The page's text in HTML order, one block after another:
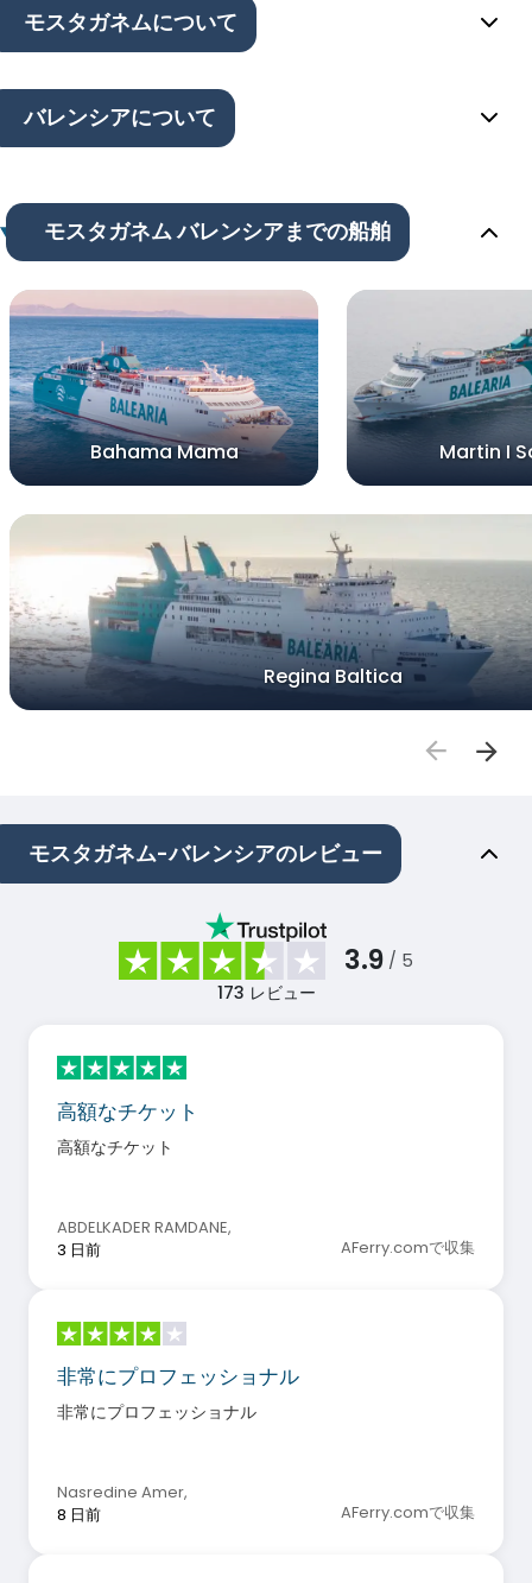
モスタガネムについて
バレンシアについて
モスタガネム バレンシアまでの船舶
Bahama Mama Martin I
Regina Baltica
モスタガネム-バレンシアのレビュー
3.9 / 5
173 レビュー
高額なチケット
高額なチケット
ABDELKADER RAMDANE,
3 日前
AFerry.comで収集
非常にプロフェッショナル
非常にプロフェッショナル
Nasredine Amer,
8 日前
AFerry.comで収集